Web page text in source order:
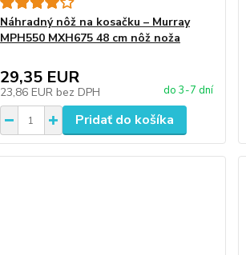
Náhradný nôž na kosačku – Murray
MPH550 MXH675 48 cm nôž noža
29,35 EUR
23,86 EUR bez DPH do 3-7 dní
Pridať do košíka